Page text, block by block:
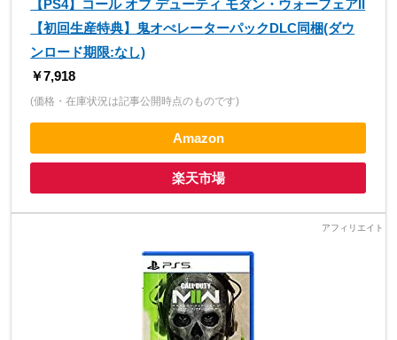
【PS4】コール オブ デューティ モダン・ウォーフェアII
【初回生産特典】鬼オぺレーターパックDLC同梱(ダウ
ンロード期限:なし)
￥7,918
(価格・在庫状況は記事公開時点のものです)
Amazon
楽天市場